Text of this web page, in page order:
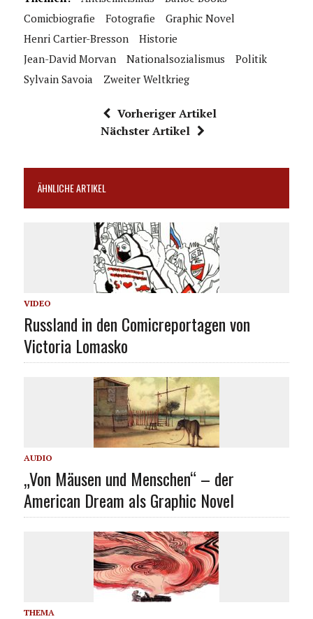
Comicbiografie
Fotografie
Graphic Novel
Henri Cartier-Bresson
Historie
Jean-David Morvan
Nationalsozialismus
Politik
Sylvain Savoia
Zweiter Weltkrieg
Vorheriger Artikel
Nächster Artikel
ÄHNLICHE ARTIKEL
VIDEO
Russland in den Comicreportagen von
Victoria Lomasko
AUDIO
„Von Mäusen und Menschen“ – der
American Dream als Graphic Novel
THEMA